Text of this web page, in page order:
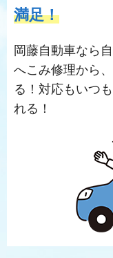
満足！
岡藤自動車なら
へこみ修理から
る！対応もいつ
れる！